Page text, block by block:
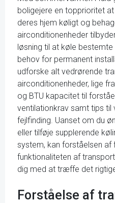
boligejere en topprioritet
deres hjem køligt og
airconditionenheder
løsning til at køle
behov for permanent
udforske alt vedrørende
airconditionenheder, lige
og BTU kapacitet til
ventilationkrav samt tips til
fejlfinding. Uanset om du
eller tilføje supplerende
system, kan forståelsen af
funktionaliteten af
dig med at træffe det
Forståelse af